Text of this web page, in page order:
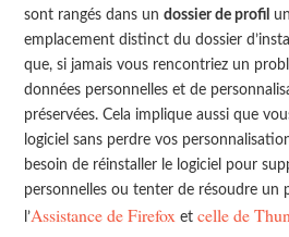
sont rangés dans undossier de profil
emplacement distinct du dossier
que, si jamais vous rencontriez un
données personnelles et de
préservées. Cela implique aussi que
logiciel sans perdre vos
besoin de réinstaller le logiciel pour
personnelles ou tenter de résoudre un
l’Assistance de Firefox etcelle de